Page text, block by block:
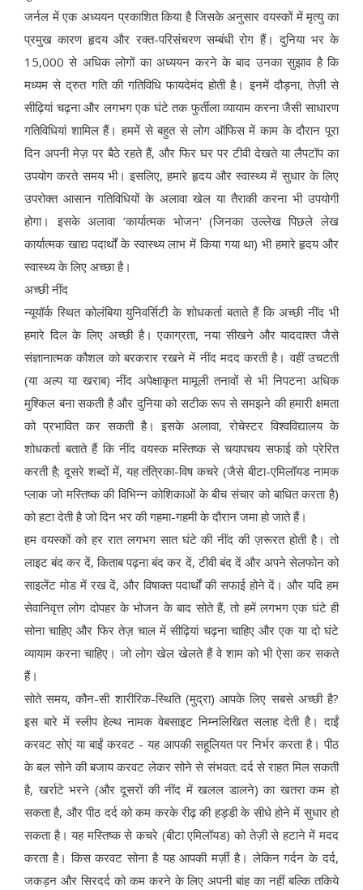
जर्नल में एक अध्ययन प्रकाशित किया है जिसके अनुसार वयस्कों में मृत्यु का
प्रमुख कारण हृदय और रक्त-परिसंचरण सम्बंधी रोग हैं। दुनिया भर के
15,000 से अधिक लोगों का अध्ययन करने के बाद उनका सुझाव है कि
मध्यम से द्रुत गति की गतिविधि फायदेमंद होती है। इनमें दौड़ना, तेज़ी से
सीढ़ियां चढ़ना और लगभग एक घंटे तक फुर्तीला व्यायाम करना जैसी साधारण
गतिविधियां शामिल हैं। हममें से बहुत से लोग ऑफिस में काम के दौरान पूरा
दिन अपनी मेज़ पर बैठे रहते हैं, और फिर घर पर टीवी देखते या लैपटॉप का
उपयोग करते समय भी। इसलिए, हमारे हृदय और स्वास्थ्य में सुधार के लिए
उपरोक्त आसान गतिविधियों के अलावा खेल या तैराकी करना भी उपयोगी
होगा। इसके अलावा ‘कार्यात्मक भोजन' (जिनका उल्लेख पिछले लेख
कार्यात्मक खाद्य पदार्थों के स्वास्थ्य लाभ में किया गया था) भी हमारे हृदय और
स्वास्थ्य के लिए अच्छा है।
अच्छी नींद
न्यूयॉर्क स्थित कोलंबिया युनिवर्सिटी के शोधकर्ता बताते हैं कि अच्छी नींद भी
हमारे दिल के लिए अच्छी है। एकाग्रता, नया सीखने और याददाश्त जैसे
संज्ञानात्मक कौशल को बरकरार रखने में नींद मदद करती है। वहीं उचटती
(या अल्प या खराब) नींद अपेक्षाकृत मामूली तनावों से भी निपटना अधिक
मुश्किल बना सकती है और दुनिया को सटीक रूप से समझने की हमारी क्षमता
को प्रभावित कर सकती है। इसके अलावा, रोचेस्टर विश्वविद्यालय के
शोधकर्ता बताते हैं कि नींद वयस्क मस्तिष्क से चयापचय सफाई को प्रेरित
करती है; दूसरे शब्दों में, यह तंत्रिका-विष कचरे (जैसे बीटा-एमिलॉयड नामक
प्लाक जो मस्तिष्क की विभिन्न कोशिकाओं के बीच संचार को बाधित करता है)
को हटा देती है जो दिन भर की गहमा-गहमी के दौरान जमा हो जाते हैं।
हम वयस्कों को हर रात लगभग सात घंटे की नींद की ज़रूरत होती है। तो
लाइट बंद कर दें, किताब पढ़ना बंद कर दें, टीवी बंद दें और अपने सेलफोन को
साइलेंट मोड में रख दें, और विषाक्त पदार्थों की सफाई होने दें। और यदि हम
सेवानिवृत्त लोग दोपहर के भोजन के बाद सोते हैं, तो हमें लगभग एक घंटे ही
सोना चाहिए और फिर तेज़ चाल में सीढ़ियां चढ़ना चाहिए और एक या दो घंटे
व्यायाम करना चाहिए। जो लोग खेल खेलते हैं वे शाम को भी ऐसा कर सकते
हैं।
सोते समय, कौन-सी शारीरिक-स्थिति (मुद्रा) आपके लिए सबसे अच्छी है?
इस बारे में स्लीप हेल्थ नामक वेबसाइट निम्नलिखित सलाह देती है। दाईं
करवट सोएं या बाईं करवट - यह आपकी सहूलियत पर निर्भर करता है। पीठ
के बल सोने की बजाय करवट लेकर सोने से संभवत: दर्द से राहत मिल सकती
है, खर्राटे भरने (और दूसरों की नींद में खलल डालने) का खतरा कम हो
सकता है, और पीठ दर्द को कम करके रीढ़ की हड्डी के सीधे होने में सुधार हो
सकता है। यह मस्तिष्क से कचरे (बीटा एमिलॉयड) को तेज़ी से हटाने में मदद
करता है। किस करवट सोना है यह आपकी मर्ज़ी है। लेकिन गर्दन के दर्द,
जकड़न और सिरदर्द को कम करने के लिए अपनी बांह का नहीं बल्कि तकिये